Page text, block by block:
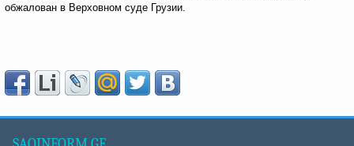
обжалован в Верховном суде Грузии.